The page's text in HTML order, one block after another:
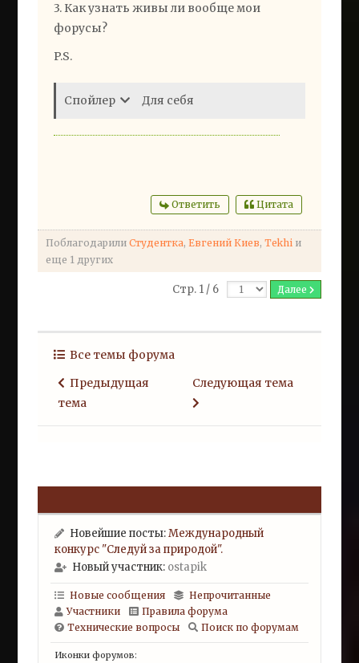
3. Как узнать живы ли вообще мои
форусы?
P.S.
Спойлер Для себя
Ответить Цитата
ПоблагодарилиСтудентка,Евгений Киев,Tekhi и
еще 1 других
Стр. 1 / 6 Далее
Все темы форума
Предыдущая
тема
Следующая тема
Новейшие посты:Международный
конкурс "Следуй за природой".
Новый участник: ostapik
Новые сообщения
Непрочитанные
Участники
Правила форума
Технические вопросы
Поиск по форумам
Иконки форумов: